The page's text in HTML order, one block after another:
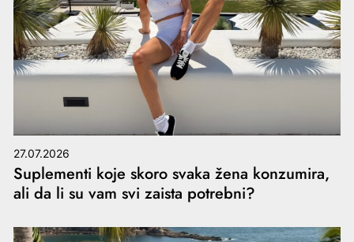
27.07.2026
Suplementi koje skoro svaka žena konzumira,
ali da li su vam svi zaista potrebni?